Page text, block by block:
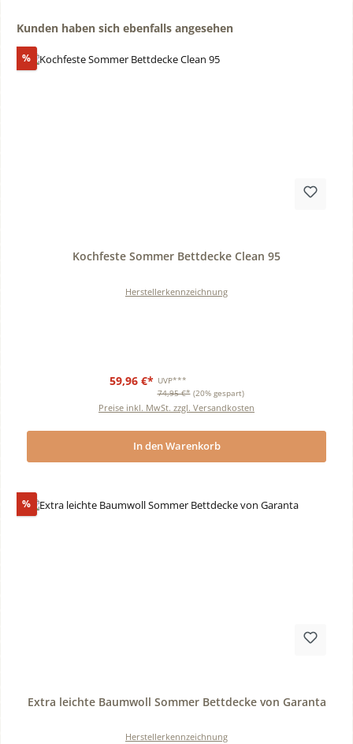
Produktgalerie überspringen
Kunden haben sich ebenfalls angesehen
%Rabatt
Kochfeste Sommer Bettdecke Clean 95
Herstellerkennzeichnung
59,96 €* UVP***
74,95 €* (20% gespart)
Preise inkl. MwSt. zzgl. Versandkosten
In den Warenkorb
%Rabatt
Extra leichte Baumwoll Sommer Bettdecke von Garanta
Herstellerkennzeichnung